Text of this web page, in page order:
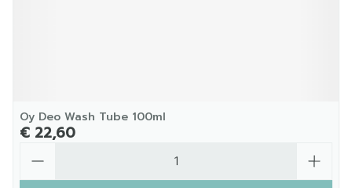
Oy Deo Wash Tube 100ml
€ 22,60